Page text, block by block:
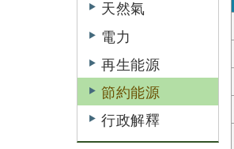
天然氣
電力
再生能源
節約能源
行政解釋